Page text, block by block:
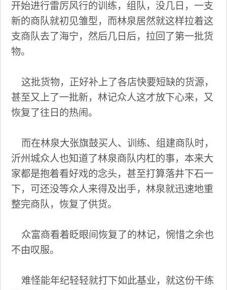
开始进行雷厉风行的训练，组队，没几日，一支
新的商队就初见雏型，而林泉居然就这样拉着这
支商队去了海宁，然后几日后，拉回了第一批货
物。
这批货物，正好补上了各店快要短缺的货源，
甚至又上了一批新，林记众人这才放下心来，又
恢复了往日的热闹。
而在林泉大张旗鼓买人、训练、组建商队时，
沂州城众人也知道了林泉商队内杠的事，本来大
家都是抱着看好戏的念头，甚至打算落井下石一
下，可还没等众人来得及出手，林泉就迅速地重
整完商队，恢复了供货。
众富商看着眨眼间恢复了的林记，惋惜之余也
不由叹服。
难怪能年纪轻轻就打下如此基业，就这份干练